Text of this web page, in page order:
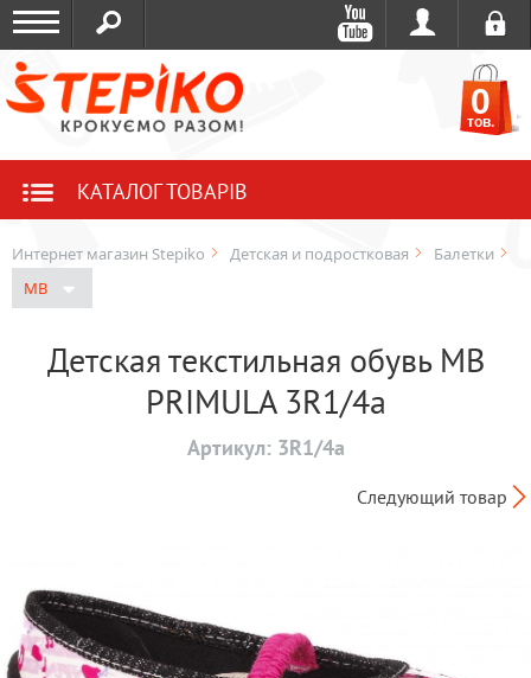
0
тов.
КАТАЛОГ ТОВАРІВ
Интернет магазин Stepiko Детская и подростковая
Балетки
MB
Детская текстильная обувь MB
PRIMULA 3R1/4a
Артикул: 3R1/4a
Следующий товар